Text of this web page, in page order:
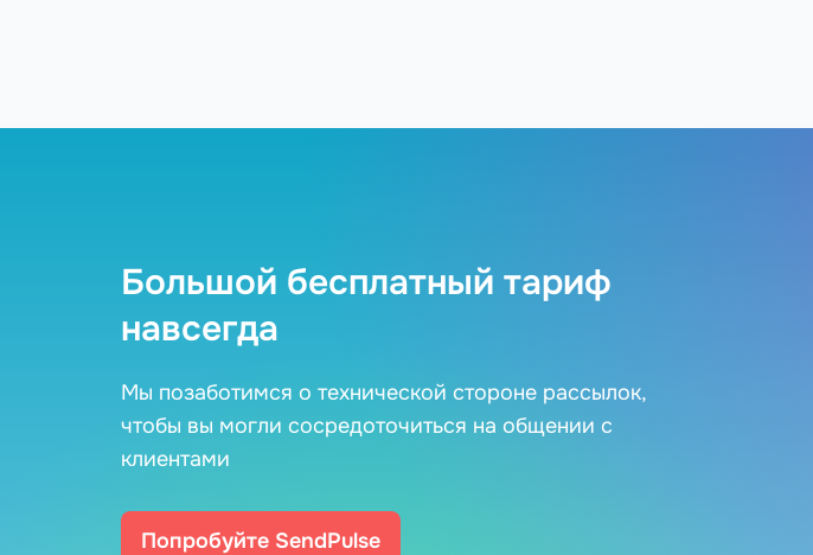
Большой бесплатный тариф
навсегда
Мы позаботимся о технической стороне рассылок,
чтобы вы могли сосредоточиться на общении с
клиентами
Попробуйте SendPulse